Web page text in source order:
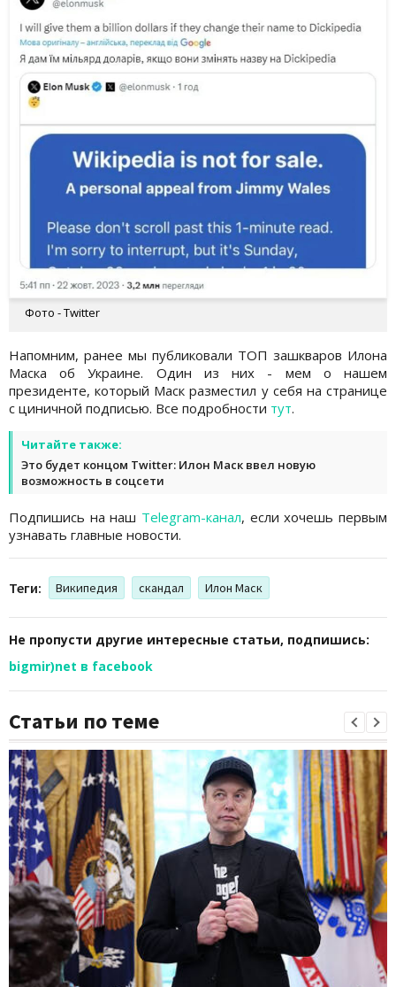
Фото - Twitter
Напомним, ранее мы публиковали ТОП зашкваров Илона
Маска об Украине. Один из них - мем о нашем
президенте, который Маск разместил у себя на странице
с циничной подписью. Все подробности тут.
Читайте также:
Это будет концом Twitter: Илон Маск ввел новую
возможность в соцсети
Подпишись на наш Telegram-канал, если хочешь первым
узнавать главные новости.
Теги: Википедия скандал Илон Маск
Не пропусти другие интересные статьи, подпишись:
bigmir)net в facebook
Статьи по теме